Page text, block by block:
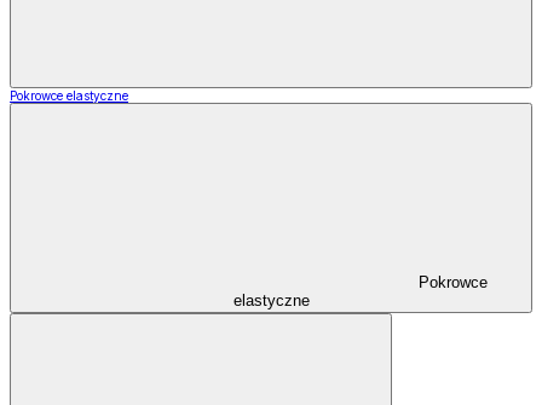
Pokrowce elastyczne
Pokrowce
elastyczne